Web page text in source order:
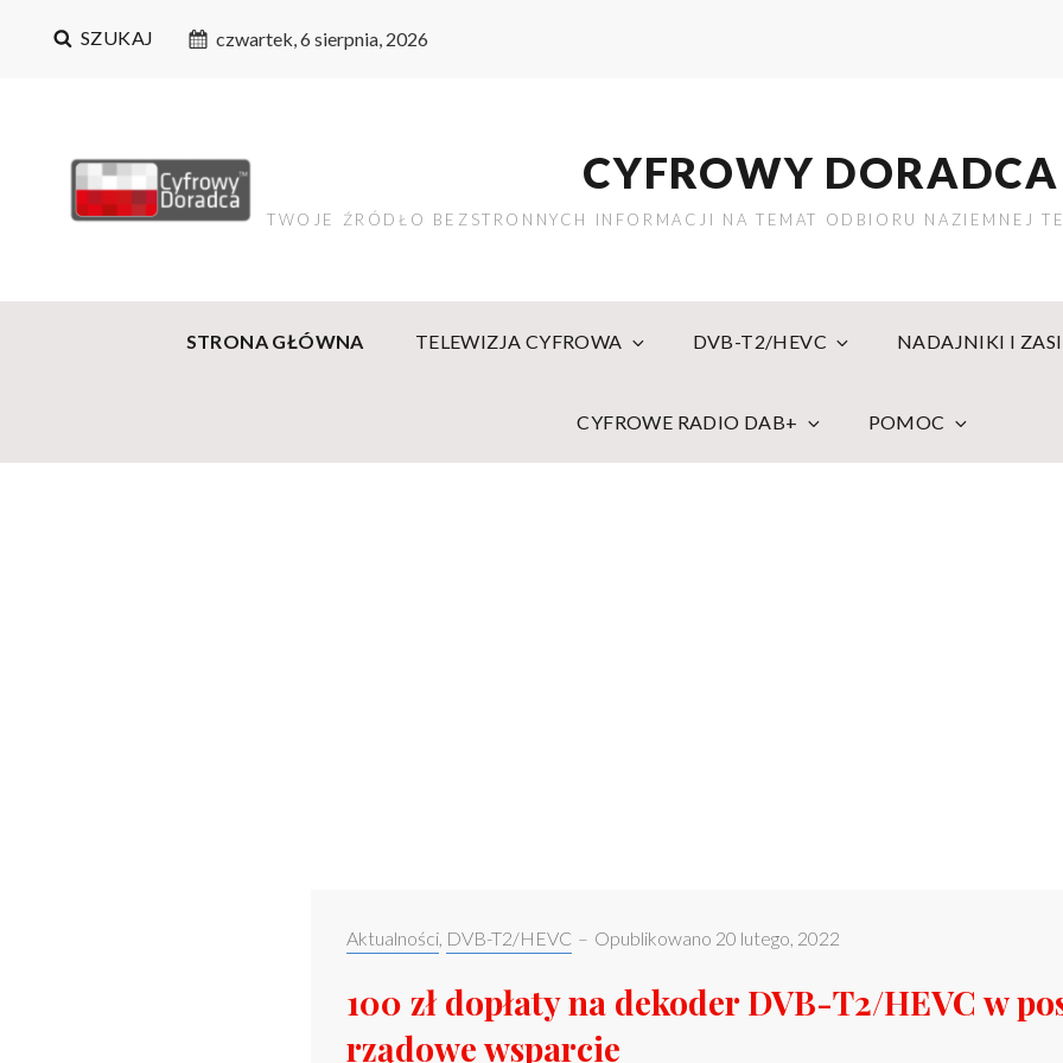
SZUKAJ czwartek, 6 sierpnia, 2026
CYFROWY DORADCA
TWOJE ŹRÓDŁO BEZSTRONNYCH INFORMACJI NA TEMAT ODBIORU NAZIEMNEJ
STRONA GŁÓWNA TELEWIZJA CYFROWA DVB-T2/HEVC NADAJNIKI I
CYFROWE RADIO DAB+ POMOC
Categories:
Aktualności, DVB-T2/HEVC – Opublikowano 20 lutego, 2022
100 zł dopłaty na dekoder DVB-T2/HEVC w
rządowe wsparcie